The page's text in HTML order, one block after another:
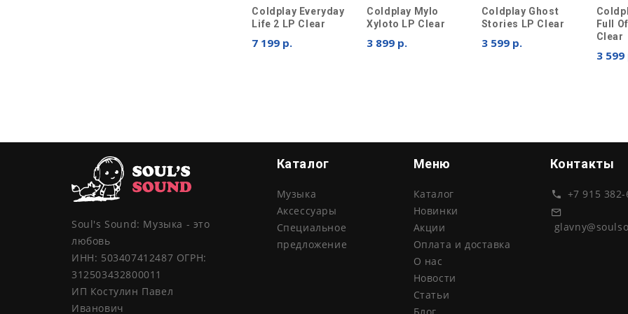
Coldplay Everyday
Life 2 LP Clear
7 199 р.
Coldplay Mylo
Xyloto LP Clear
3 899 р.
Coldplay Ghost
Stories LP Clear
3 599 р.
Full
Clear
3 599
Soul's Sound: Музыка - это
любовь
ИНН: 503407412487 ОГРН:
312503432800011
ИП Костулин Павел
Иванович
Каталог
Музыка
Аксессуары
Специальное
предложение
Меню
Каталог
Новинки
Акции
Оплата и доставка
О нас
Новости
Статьи
Контакты
+7 915 382-